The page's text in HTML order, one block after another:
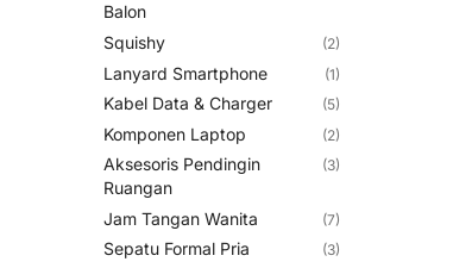
Balon
Squishy (2)
Lanyard Smartphone (1)
Kabel Data & Charger (5)
Komponen Laptop (2)
Aksesoris Pendingin
Ruangan
(3)
Jam Tangan Wanita (7)
Sepatu Formal Pria (3)